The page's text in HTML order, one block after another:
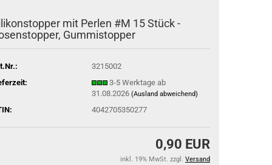
mit Perlen #M 15 Stück -
Gummistopper
3215002
3-5 Werktage ab
31.08.2026 (Ausland abweichend)
4042705350277
0,90 EUR
inkl. 19% MwSt. zzgl. Versand